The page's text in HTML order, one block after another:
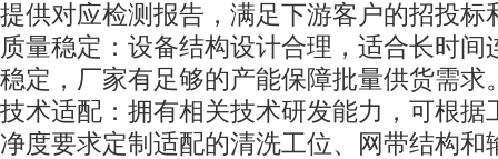
提供对应检测报告，满足下游客户的招投标
质量稳定：设备结构设计合理，适合长时间
稳定，厂家有足够的产能保障批量供货需求
技术适配：拥有相关技术研发能力，可根据
净度要求定制适配的清洗工位、网带结构和